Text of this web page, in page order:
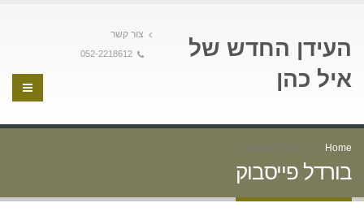
העידן החדש של
איל כהן
צור קשר
052-2218612
Home בורדל פייסבוק
בורדל פייסבוק